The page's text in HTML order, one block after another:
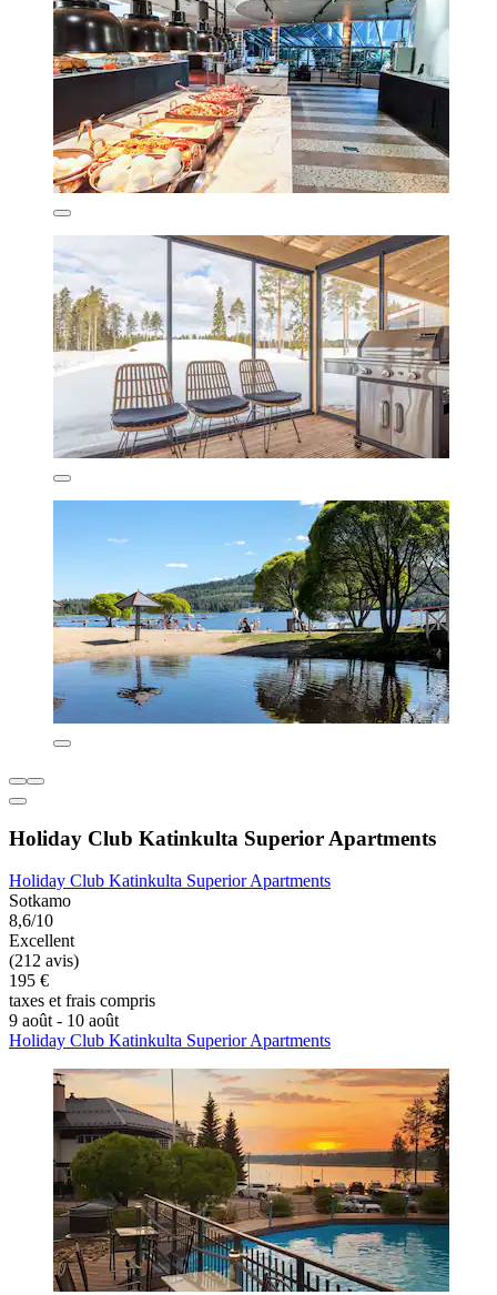
Holiday Club Katinkulta Superior Apartments
Holiday Club Katinkulta Superior Apartments
Sotkamo
8,6/10
Excellent
(212 avis)
195 €
taxes et frais compris
9 août - 10 août
Holiday Club Katinkulta Superior Apartments